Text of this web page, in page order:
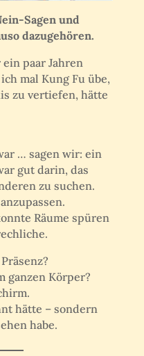
Sagen und
dazugehören.
paar Jahren
mal Kung Fu übe,
zu vertiefen, hätte
… sagen wir: ein
gut darin, das
zu suchen.
Räume spüren
ganzen Körper?
hätte – sondern
habe.